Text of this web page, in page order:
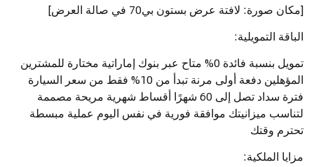
[مكان صورة: لافتة عرض بستون بي70 في صالة العرض]
الباقة التمويلية:
تمويل بنسبة فائدة 0% متاح عبر بنوك إماراتية مختارة للمشترين
المؤهلين دفعة أولى مرنة تبدأ من 10% فقط من سعر السيارة
فترة سداد تصل إلى 60 شهرًا أقساط شهرية مريحة مصممة
لتناسب ميزانيتك موافقة فورية في نفس اليوم عملية مبسطة
تحترم وقتك
مزايا الملكية: